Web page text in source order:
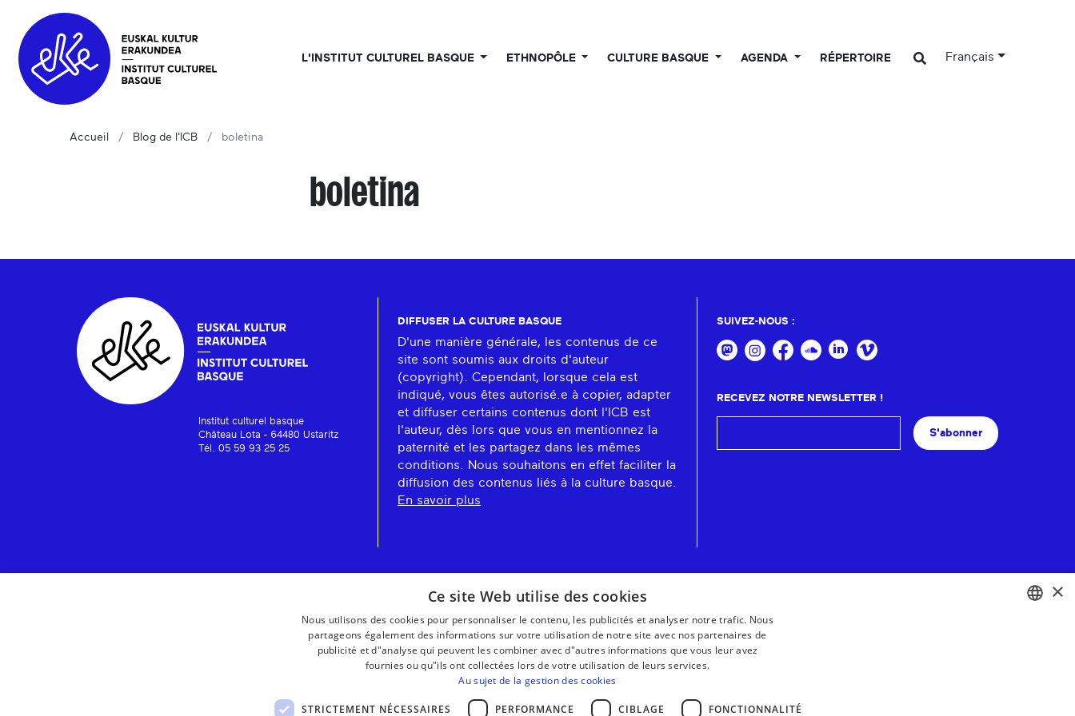
L'INSTITUT CULTUREL BASQUE ETHNOPÔLE CULTURE BASQUE AGENDA RÉPERTOIRE Français
Accueil Blog de l'ICB boletina
boletina
Institut culturel basque
Château Lota - 64480 Ustaritz
Tél. 05 59 93 25 25
DIFFUSER LA CULTURE BASQUE
D'une manière générale, les contenus de ce
site sont soumis aux droits d'auteur
(copyright). Cependant, lorsque cela est
indiqué, vous êtes autorisé.e à copier, adapter
et diffuser certains contenus dont l'ICB est
l'auteur, dès lors que vous en mentionnez la
paternité et les partagez dans les mêmes
conditions. Nous souhaitons en effet faciliter la
diffusion des contenus liés à la culture basque.
En savoir plus
SUIVEZ-NOUS :
RECEVEZ NOTRE NEWSLETTER !
S'abonner
×
Ce site Web utilise des cookies
Nous utilisons des cookies pour personnaliser le contenu, les publicités et analyser notre trafic. Nous
partageons également des informations sur votre utilisation de notre site avec nos partenaires de
publicité et d"analyse qui peuvent les combiner avec d"autres informations que vous leur avez
fournies ou qu"ils ont collectées lors de votre utilisation de leurs services.
Au sujet de la gestion des cookies
STRICTEMENT NÉCESSAIRES PERFORMANCE CIBLAGE FONCTIONNALITÉ